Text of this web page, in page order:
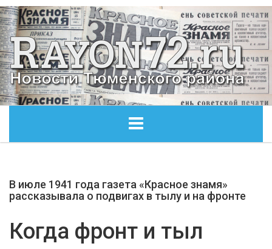
ОБЩЕСТВО
В июле 1941 года газета «Красное знамя»
рассказывала о подвигах в тылу и на фронте
Когда фронт и тыл